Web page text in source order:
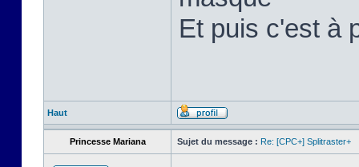
Et puis c'est à
Haut
Princesse Mariana Sujet du message : Re: [CPC+] Splitraster+